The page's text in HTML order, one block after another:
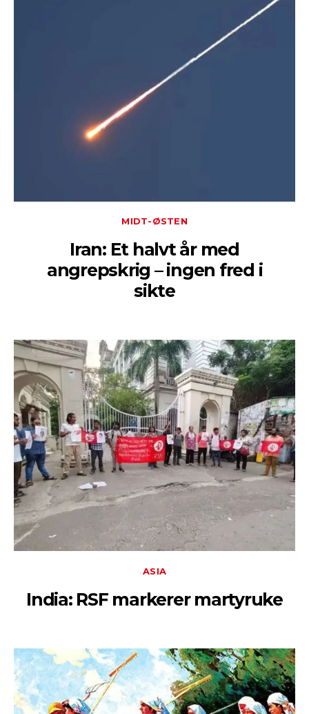
MIDT-ØSTEN
Iran: Et halvt år med
angrepskrig – ingen fred i
sikte
ASIA
India: RSF markerer martyruke